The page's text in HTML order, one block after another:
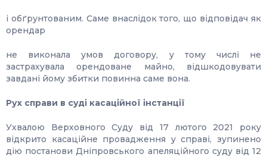
і обґрунтованим. Саме внаслідок того, що відповідач як
орендар
не виконала умов договору, у тому числі не
застрахувала орендоване майно, відшкодовувати
завдані йому збитки повинна саме вона.
Рух справи в суді касаційної інстанції
Ухвалою Верховного Суду від 17 лютого 2021 року
відкрито касаційне провадження у справі, зупинено
дію постанови Дніпровського апеляційного суду від 12